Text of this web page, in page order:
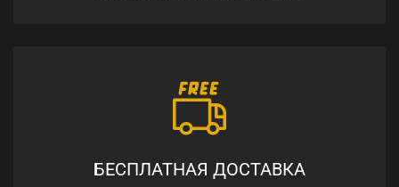
БЕСПЛАТНАЯ ДОСТАВКА